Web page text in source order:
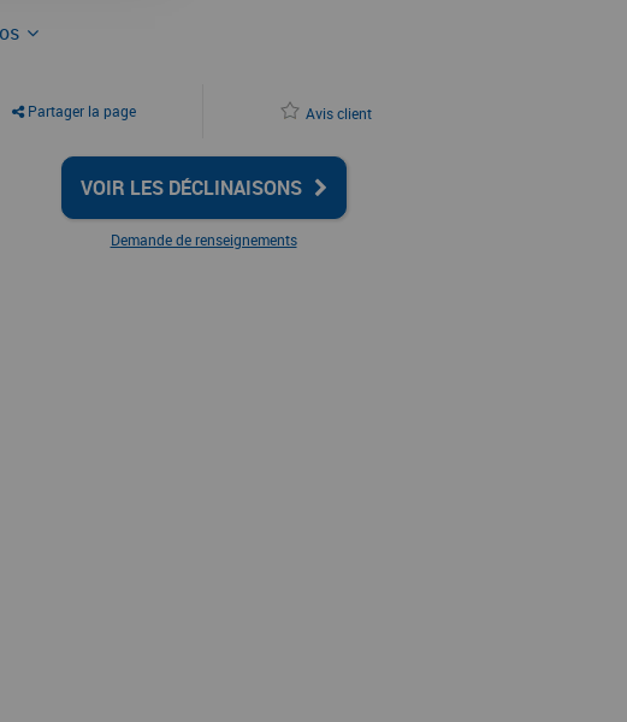
Partager la page Avis client
VOIR LES DÉCLINAISONS
Demande de renseignements